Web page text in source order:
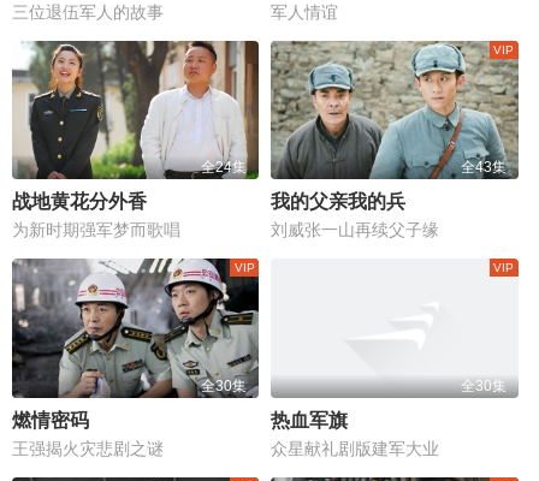
三位退伍军人的故事 军人情谊
全24集
战地黄花分外香
为新时期强军梦而歌唱
全43集
我的父亲我的兵
刘威张一山再续父子缘
全30集
燃情密码
王强揭火灾悲剧之谜
全30集
热血军旗
众星献礼剧版建军大业